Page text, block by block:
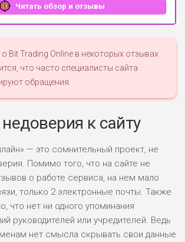
Читать обзор и отзывы
о Bit Trading Online в некоторых отзывах
что часто специалисты сайта
обращения.
к сайту
— это сомнительный проект, не
Помимо того, что на сайте не
о работе сервиса, на нем мало
только 2 электронные почты. Также
что нет ни одного упоминания
руководителей или учредителей. Ведь
нет смысла скрывать свои данные